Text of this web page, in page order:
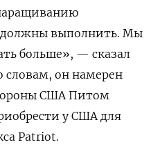
выполнить. Мы
больше», — сказал
словам, он намерен
США Питом
у США для
Patriot.